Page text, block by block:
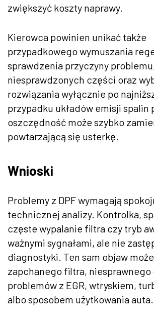
zwiększyć koszty naprawy.
Kierowca powinien unikać także
przypadkowego wymuszania
sprawdzenia przyczyny
niesprawdzonych części oraz
rozwiązania wyłącznie po
przypadku układów emisji spalin
oszczędność może szybko
powtarzającą się usterkę.
Wnioski
Problemy z DPF wymagają
technicznej analizy. Kontrolka,
częste wypalanie filtra czy tryb
ważnymi sygnałami, ale nie
diagnostyki. Ten sam objaw
zapchanego filtra, niesprawnego
problemów z EGR, wtryskiem,
albo sposobem użytkowania auta.